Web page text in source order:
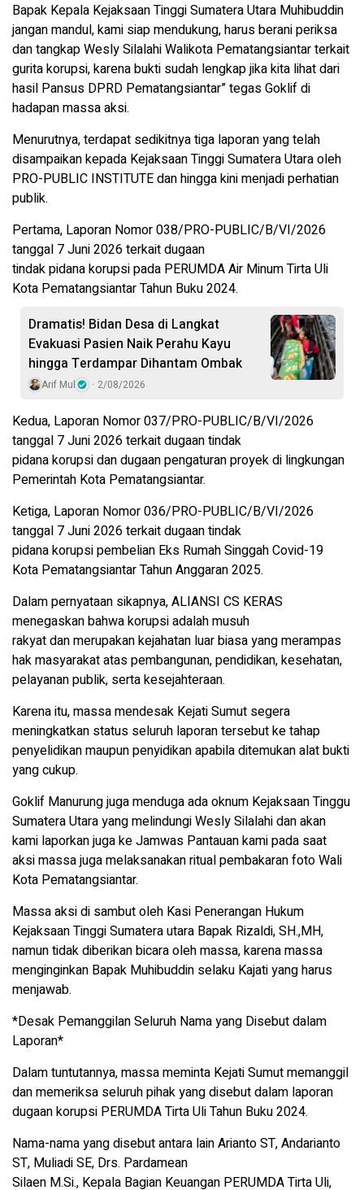
Bapak Kepala Kejaksaan Tinggi Sumatera Utara Muhibuddin
jangan mandul, kami siap mendukung, harus berani periksa
dan tangkap Wesly Silalahi Walikota Pematangsiantar terkait
gurita korupsi, karena bukti sudah lengkap jika kita lihat dari
hasil Pansus DPRD Pematangsiantar” tegas Goklif di
hadapan massa aksi.
Menurutnya, terdapat sedikitnya tiga laporan yang telah
disampaikan kepada Kejaksaan Tinggi Sumatera Utara oleh
PRO-PUBLIC INSTITUTE dan hingga kini menjadi perhatian
publik.
Pertama, Laporan Nomor 038/PRO-PUBLIC/B/VI/2026
tanggal 7 Juni 2026 terkait dugaan
tindak pidana korupsi pada PERUMDA Air Minum Tirta Uli
Kota Pematangsiantar Tahun Buku 2024.
Dramatis! Bidan Desa di Langkat
Evakuasi Pasien Naik Perahu Kayu
hingga Terdampar Dihantam Ombak
Arif Mul 2/08/2026
Kedua, Laporan Nomor 037/PRO-PUBLIC/B/VI/2026
tanggal 7 Juni 2026 terkait dugaan tindak
pidana korupsi dan dugaan pengaturan proyek di lingkungan
Pemerintah Kota Pematangsiantar.
Ketiga, Laporan Nomor 036/PRO-PUBLIC/B/VI/2026
tanggal 7 Juni 2026 terkait dugaan tindak
pidana korupsi pembelian Eks Rumah Singgah Covid-19
Kota Pematangsiantar Tahun Anggaran 2025.
Dalam pernyataan sikapnya, ALIANSI CS KERAS
menegaskan bahwa korupsi adalah musuh
rakyat dan merupakan kejahatan luar biasa yang merampas
hak masyarakat atas pembangunan, pendidikan, kesehatan,
pelayanan publik, serta kesejahteraan.
Karena itu, massa mendesak Kejati Sumut segera
meningkatkan status seluruh laporan tersebut ke tahap
penyelidikan maupun penyidikan apabila ditemukan alat bukti
yang cukup.
Goklif Manurung juga menduga ada oknum Kejaksaan Tinggu
Sumatera Utara yang melindungi Wesly Silalahi dan akan
kami laporkan juga ke Jamwas Pantauan kami pada saat
aksi massa juga melaksanakan ritual pembakaran foto Wali
Kota Pematangsiantar.
Massa aksi di sambut oleh Kasi Penerangan Hukum
Kejaksaan Tinggi Sumatera utara Bapak Rizaldi, SH.,MH,
namun tidak diberikan bicara oleh massa, karena massa
menginginkan Bapak Muhibuddin selaku Kajati yang harus
menjawab.
*Desak Pemanggilan Seluruh Nama yang Disebut dalam
Laporan*
Dalam tuntutannya, massa meminta Kejati Sumut memanggil
dan memeriksa seluruh pihak yang disebut dalam laporan
dugaan korupsi PERUMDA Tirta Uli Tahun Buku 2024.
Nama-nama yang disebut antara lain Arianto ST, Andarianto
ST, Muliadi SE, Drs. Pardamean
Silaen M.Si., Kepala Bagian Keuangan PERUMDA Tirta Uli,